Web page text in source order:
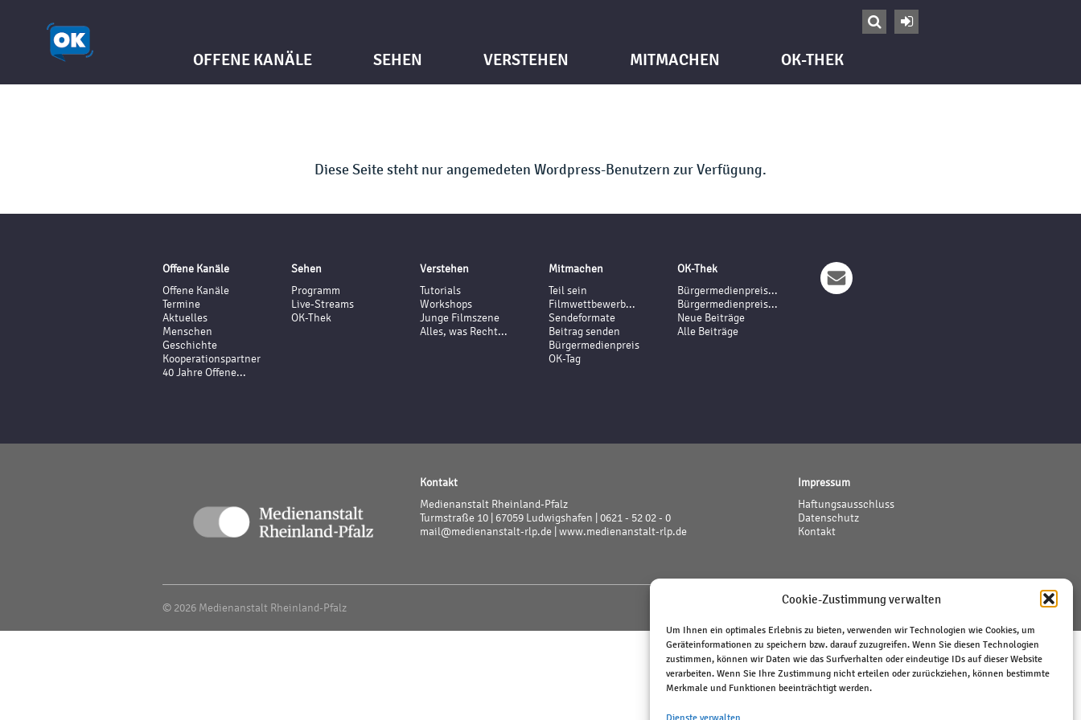
Cookie-Zustimmung verwalten
Um Ihnen ein optimales Erlebnis zu bieten, verwenden wir Technologien wie Cookies, um
Geräteinformationen zu speichern bzw. darauf zuzugreifen. Wenn Sie diesen Technologien
zustimmen, können wir Daten wie das Surfverhalten oder eindeutige IDs auf dieser Website
verarbeiten. Wenn Sie Ihre Zustimmung nicht erteilen oder zurückziehen, können bestimmte
Merkmale und Funktionen beeinträchtigt werden.
Dienste verwalten


OFFENE KANÄLE SEHEN VERSTEHEN MITMACHEN OK-THEK
Diese Seite steht nur angemedeten Wordpress-Benutzern zur Verfügung.
Offene Kanäle
Offene Kanäle
Termine
Aktuelles
Menschen
Geschichte
Kooperationspartner
40 Jahre Offene...
Sehen
Programm
Live-Streams
OK-Thek
Verstehen
Tutorials
Workshops
Junge Filmszene
Alles, was Recht...
Mitmachen
Teil sein
Filmwettbewerb...
Sendeformate
Beitrag senden
Bürgermedienpreis
OK-Tag
OK-Thek
Bürgermedienpreis...
Bürgermedienpreis...
Neue Beiträge
Alle Beiträge
Kontakt
Medienanstalt Rheinland-Pfalz
Turmstraße 10 | 67059 Ludwigshafen | 0621 - 52 02 - 0
mail@medienanstalt-rlp.de | www.medienanstalt-rlp.de
Impressum
Haftungsausschluss
Datenschutz
Kontakt
© 2026 Medienanstalt Rheinland-Pfalz